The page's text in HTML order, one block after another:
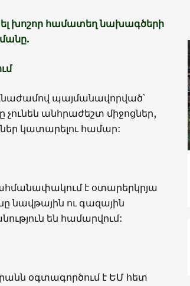
խոշոր համատեղ նախագծերի
պայմանավորված՝
չունեն անհրաժեշտ միջոցներ,
կատարելու համար:
է օտարերկրյա
նավթային ու գազային
են համարվում:
օգտագործում է ԵՄ հետ